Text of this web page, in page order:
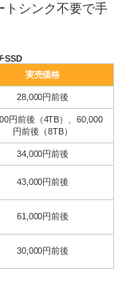
トシンク不要で手
SSD
実売価格
28,000円前後
円前後（4TB）、60,000
円前後（8TB）
34,000円前後
43,000円前後
61,000円前後
30,000円前後